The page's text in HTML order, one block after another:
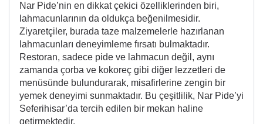
Nar Pide’nin en dikkat çekici özelliklerinden biri,
lahmacunlarının da oldukça beğenilmesidir.
Ziyaretçiler, burada taze malzemelerle hazırlanan
lahmacunları deneyimleme fırsatı bulmaktadır.
Restoran, sadece pide ve lahmacun değil, aynı
zamanda çorba ve kokoreç gibi diğer lezzetleri de
menüsünde bulundurarak, misafirlerine zengin bir
yemek deneyimi sunmaktadır. Bu çeşitlilik, Nar Pide’yi
Seferihisar’da tercih edilen bir mekan haline
getirmektedir.